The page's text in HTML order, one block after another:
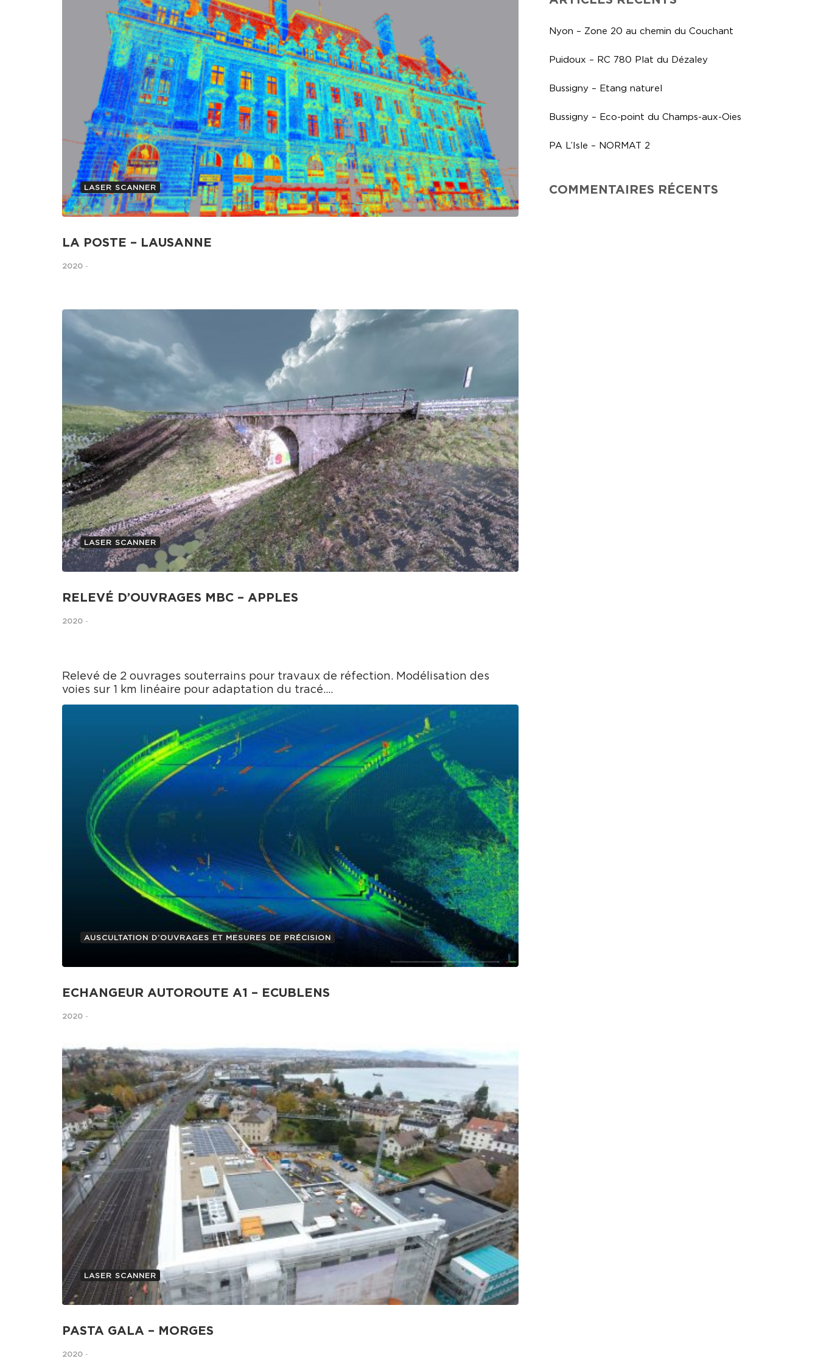
LASER SCANNER
LA POSTE – LAUSANNE
2020 -
Relevé 3D par Laser Scanning et modélisation BIM.
LASER SCANNER
RELEVÉ D’OUVRAGES MBC – APPLES
2020 -
Relevé de 2 ouvrages souterrains pour travaux de réfection. Modélisation des
voies sur 1 km linéaire pour adaptation du tracé.…
AUSCULTATION D’OUVRAGES ET MESURES DE PRÉCISION
ECHANGEUR AUTOROUTE A1 – ECUBLENS
2020 -
1. Contrôle surfacique des joints par laser scanning. 2. Contrôle de déformation
des joints de dilatation. Nos prestations ont…
LASER SCANNER
PASTA GALA – MORGES
2020 -
Nyon – Zone 20 au chemin du Couchant
Puidoux – RC 780 Plat du Dézaley
Bussigny – Etang naturel
Bussigny – Eco-point du Champs-aux-Oies
PA L’Isle – NORMAT 2
COMMENTAIRES RÉCENTS